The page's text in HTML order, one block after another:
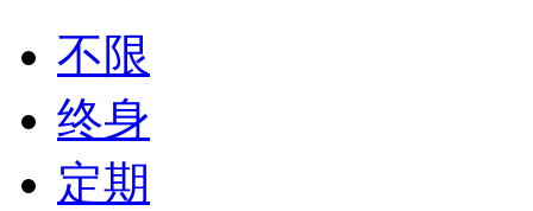
不限
终身
定期